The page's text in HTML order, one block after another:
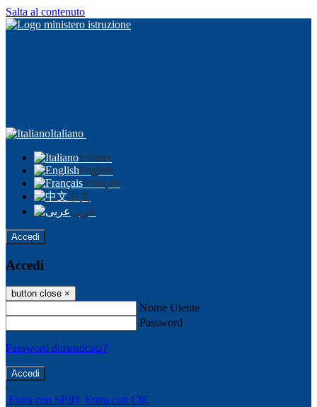
Salta al contenuto
Italiano
Italiano
English
Français
中文
عربى
Accedi
Accedi
button close ×
Nome Utente
Password
Password dimenticata?
-
Entra con SPID Entra con CIE